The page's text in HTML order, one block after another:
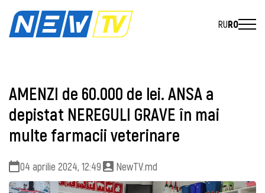
RURO
AMENZI de 60.000 de lei. ANSA a
depistat NEREGULI GRAVE în mai
multe farmacii veterinare
04 aprilie 2024, 12:49 NewTV.md